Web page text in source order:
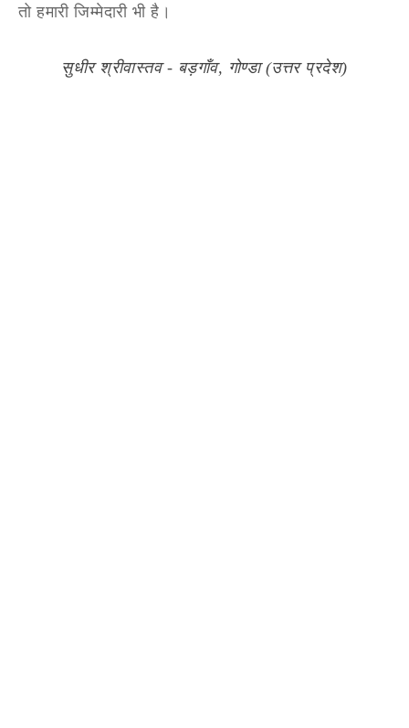
तो हमारी जिम्मेदारी भी है।
सुधीर श्रीवास्तव - बड़गाँव, गोण्डा (उत्तर प्रदेश)